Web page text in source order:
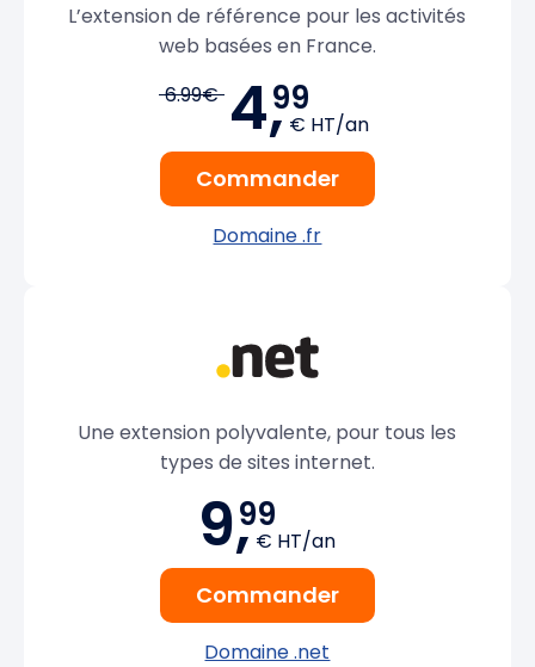
L’extension de référence pour les activités
web basées en France.
6.99€ 4,99
€ HT/an
Commander
Domaine .fr
Une extension polyvalente, pour tous les
types de sites internet.
9,99
€ HT/an
Commander
Domaine .net